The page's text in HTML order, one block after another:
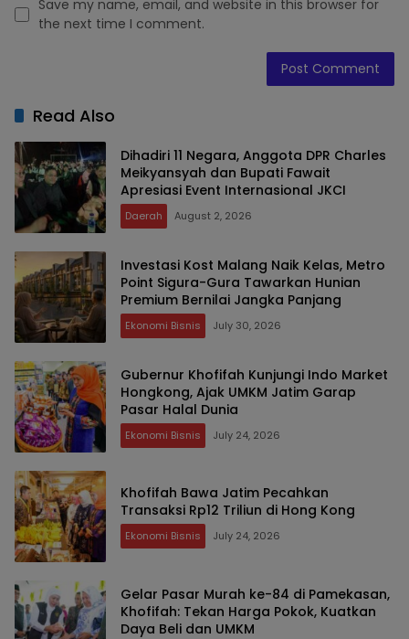
Save my name, email, and website in this browser for
the next time I comment.
Read Also
Dihadiri 11 Negara, Anggota DPR Charles
Meikyansyah dan Bupati Fawait
Apresiasi Event Internasional JKCI
Daerah August 2, 2026
Investasi Kost Malang Naik Kelas, Metro
Point Sigura-Gura Tawarkan Hunian
Premium Bernilai Jangka Panjang
Ekonomi Bisnis July 30, 2026
Gubernur Khofifah Kunjungi Indo Market
Hongkong, Ajak UMKM Jatim Garap
Pasar Halal Dunia
Ekonomi Bisnis July 24, 2026
Khofifah Bawa Jatim Pecahkan
Transaksi Rp12 Triliun di Hong Kong
Ekonomi Bisnis July 24, 2026
Gelar Pasar Murah ke-84 di Pamekasan,
Khofifah: Tekan Harga Pokok, Kuatkan
Daya Beli dan UMKM